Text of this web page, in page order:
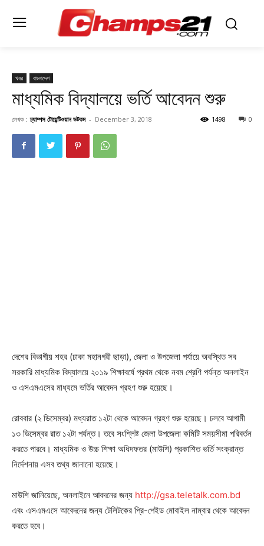
খবর বাংলাদেশ
মাধ্যমিক বিদ্যালয়ে ভর্তি আবেদন শুরু
লেখক : চ্যাম্পস টোয়েন্টিওয়ান ডটকম - December 3, 2018 0
1498
দেশের বিভাগীয় শহর (ঢাকা মহানগরী ছাড়া), জেলা ও উপজেলা পর্যায়ে অবস্থিত সব
সরকারি মাধ্যমিক বিদ্যালয়ে ২০১৯ শিক্ষাবর্ষে প্রথম থেকে নবম শ্রেণি পর্যন্ত অনলাইন
ও এসএমএসের মাধ্যমে ভর্তির আবেদন গ্রহণ শুরু হয়েছে।
রোববার (২ ডিসেম্বর) মধ্যরাত ১২টা থেকে আবেদন গ্রহণ শুরু হয়েছে। চলবে আগামী
১৩ ডিসেম্বর রাত ১২টা পর্যন্ত। তবে সংশ্লিষ্ট জেলা উপজেলা কমিটি সময়সীমা পরিবর্তন
করতে পারবে। মাধ্যমিক ও উচ্চ শিক্ষা অধিদফতর (মাউশি) প্রকাশিত ভর্তি সংক্রান্ত
নির্দেশনায় এসব তথ্য জানানো হয়েছে।
মাউশি জানিয়েছে, অনলাইনে আবদনের জন্য http://gsa.teletalk.com.bd
এবং এসএমএসে আবেদনের জন্য টেলিটকের প্রি-পেইড মোবাইল নাম্বার থেকে আবেদন
করতে হবে।